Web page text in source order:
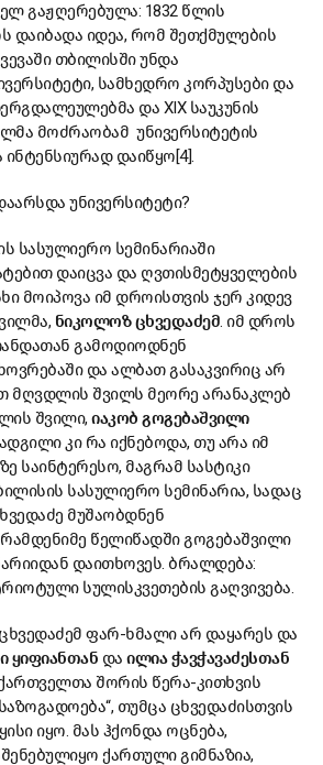
გაჟღერებულა: 1832 წლის
დაიბადა იდეა, რომ შეთქმულების
თბილისში უნდა
სამხედრო კორპუსები და
და XIX საუკუნის
მოძრაობამ უნივერსიტეტის
დაიწყო[4].
უნივერსიტეტი?
სასულიერო სემინარიაში
დაიცვა და ღვთისმეტყველების
მოიპოვა იმ დროისთვის ჯერ კიდევ
ნიკოლოზ ცხვედაძემ. იმ დროს
გამოდიოდნენ
და ალბათ გასაკვირიც არ
მღვდლის შვილს მეორე არანაკლებ
შვილი, იაკობ გოგებაშვილი
კი რა იქნებოდა, თუ არა იმ
საინტერესო, მაგრამ სასტიკი
სასულიერო სემინარია, სადაც
მუშაობდნენ
წელიწადში გოგებაშვილი
დაითხოვეს. ბრალდება:
სულისკვეთების გაღვივება.
ფარ-ხმალი არ დაყარეს და
ყიფიანთან და ილია ჭავჭავაძესთან
შორის წერა-კითხვის
თუმცა ცხვედაძისთვის
იყო. მას ჰქონდა ოცნება,
ქართული გიმნაზია,